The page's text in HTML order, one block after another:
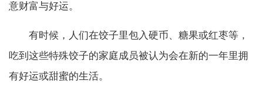
意财富与好运。
有时候，人们在饺子里包入硬币、糖果或红枣等，
吃到这些特殊饺子的家庭成员被认为会在新的一年里拥
有好运或甜蜜的生活。